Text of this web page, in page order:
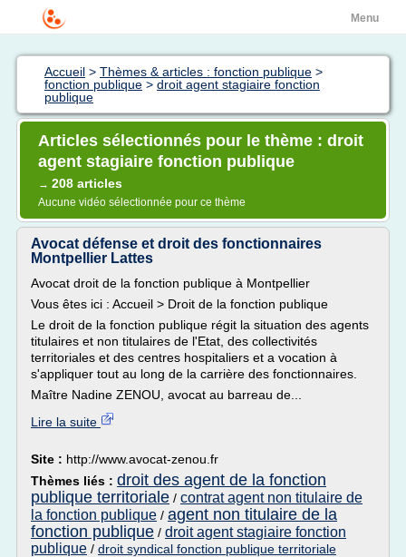
Menu
Accueil > Thèmes & articles : fonction publique >
fonction publique > droit agent stagiaire fonction
publique
Articles sélectionnés pour le thème : droit
agent stagiaire fonction publique
→ 208 articles
Aucune vidéo sélectionnée pour ce thème
Avocat défense et droit des fonctionnaires
Montpellier Lattes
Avocat droit de la fonction publique à Montpellier
Vous êtes ici : Accueil > Droit de la fonction publique
Le droit de la fonction publique régit la situation des agents
titulaires et non titulaires de l'Etat, des collectivités
territoriales et des centres hospitaliers et a vocation à
s'appliquer tout au long de la carrière des fonctionnaires.
Maître Nadine ZENOU, avocat au barreau de...
Lire la suite
Site : http://www.avocat-zenou.fr
Thèmes liés : droit des agent de la fonction
publique territoriale / contrat agent non titulaire de
la fonction publique / agent non titulaire de la
fonction publique / droit agent stagiaire fonction
publique / droit syndical fonction publique territoriale